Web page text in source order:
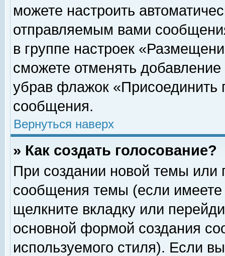
можете настроить
отправляемым вами
в группе настроек
сможете отменять
убрав флажок «Присоединить
сообщения.
Вернуться наверх
» Как создать голосование?
При создании новой темы или
сообщения темы (если
щелкните вкладку или
основной формой создания
используемого стиля). Если